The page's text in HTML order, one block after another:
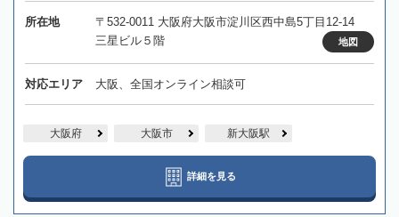
所在地
〒532-0011 大阪府大阪市淀川区西中島5丁目12-14
三星ビル５階
地図
対応エリア 大阪、全国オンライン相談可
大阪府 大阪市 新大阪駅
詳細を見る